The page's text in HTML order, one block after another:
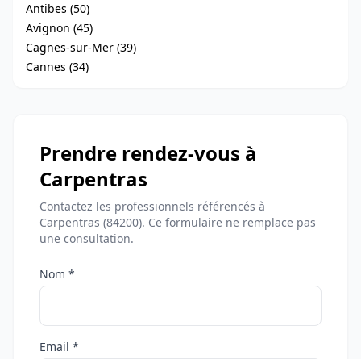
Antibes (50)
Avignon (45)
Cagnes-sur-Mer (39)
Cannes (34)
Prendre rendez-vous à
Carpentras
Contactez les professionnels référencés à
Carpentras (84200). Ce formulaire ne remplace pas
une consultation.
Nom *
Email *